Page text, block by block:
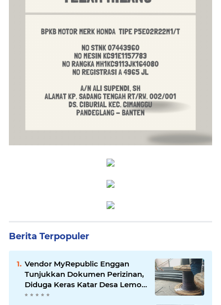
Berita Terpopuler
Vendor MyRepublic Enggan
Tunjukkan Dokumen Perizinan,
Diduga Keras Katar Desa Lemo
Disebut Handle Kordinasi